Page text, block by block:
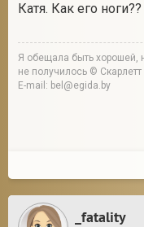
Катя. Как его ноги??
Я обещала быть хорошей,
не получилось © Скарлетт
E-mail: bel@egida.by
_fatality